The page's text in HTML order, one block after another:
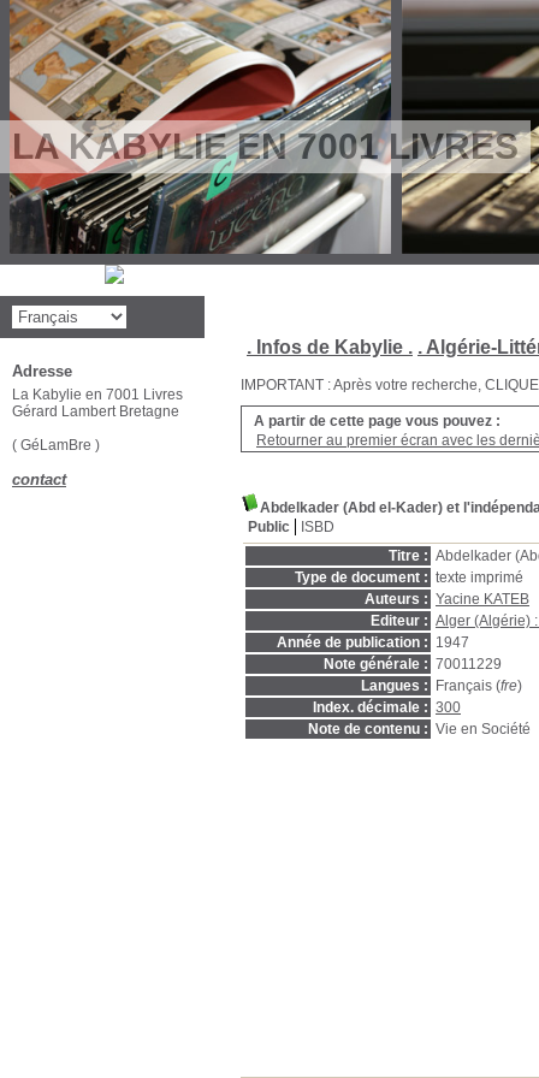
LA KABYLIE EN 7001 LIVRES
. Infos de Kabylie . . Algérie-
IMPORTANT : Après votre recherche,
A partir de cette page vous pouvez :
Retourner au premier écran avec les
Abdelkader (Abd el-Kader) et
Public
ISBD
Titre : Abdelkader
Type de document : texte imprimé
Auteurs : Yacine KATEB
Editeur : Alger (Algérie)
Année de publication : 1947
Note générale : 70011229
Langues :
Français (fre)
Index. décimale : 300
Note de contenu : Vie en Société
Adresse
La Kabylie en 7001 Livres
Gérard Lambert Bretagne
( GéLamBre )
contact